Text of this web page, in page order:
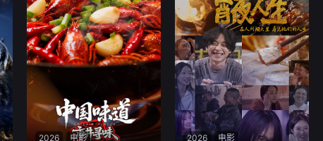
2026 电影 2026 电影